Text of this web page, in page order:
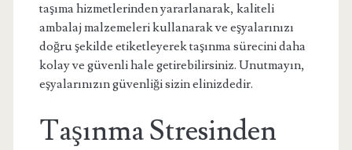
taşıma hizmetlerinden yararlanarak, kaliteli
ambalaj malzemeleri kullanarak ve eşyalarınızı
doğru şekilde etiketleyerek taşınma sürecini daha
kolay ve güvenli hale getirebilirsiniz. Unutmayın,
eşyalarınızın güvenliği sizin elinizdedir.
Taşınma Stresinden